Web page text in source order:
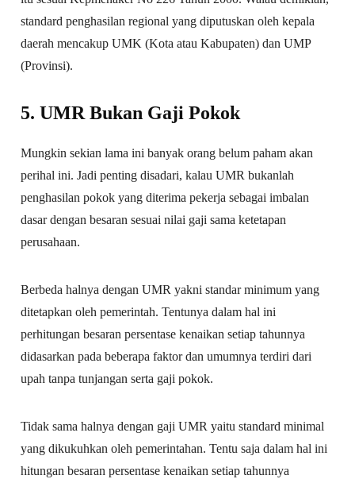
standard penghasilan regional yang diputuskan oleh kepala
daerah mencakup UMK (Kota atau Kabupaten) dan UMP
(Provinsi).
5. UMR Bukan Gaji Pokok
Mungkin sekian lama ini banyak orang belum paham akan
perihal ini. Jadi penting disadari, kalau UMR bukanlah
penghasilan pokok yang diterima pekerja sebagai imbalan
dasar dengan besaran sesuai nilai gaji sama ketetapan
perusahaan.
Berbeda halnya dengan UMR yakni standar minimum yang
ditetapkan oleh pemerintah. Tentunya dalam hal ini
perhitungan besaran persentase kenaikan setiap tahunnya
didasarkan pada beberapa faktor dan umumnya terdiri dari
upah tanpa tunjangan serta gaji pokok.
Tidak sama halnya dengan gaji UMR yaitu standard minimal
yang dikukuhkan oleh pemerintahan. Tentu saja dalam hal ini
hitungan besaran persentase kenaikan setiap tahunnya